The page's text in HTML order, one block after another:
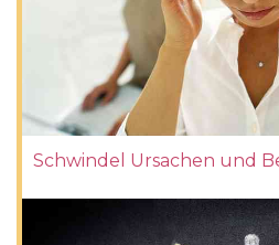
Schwindel Ursachen und